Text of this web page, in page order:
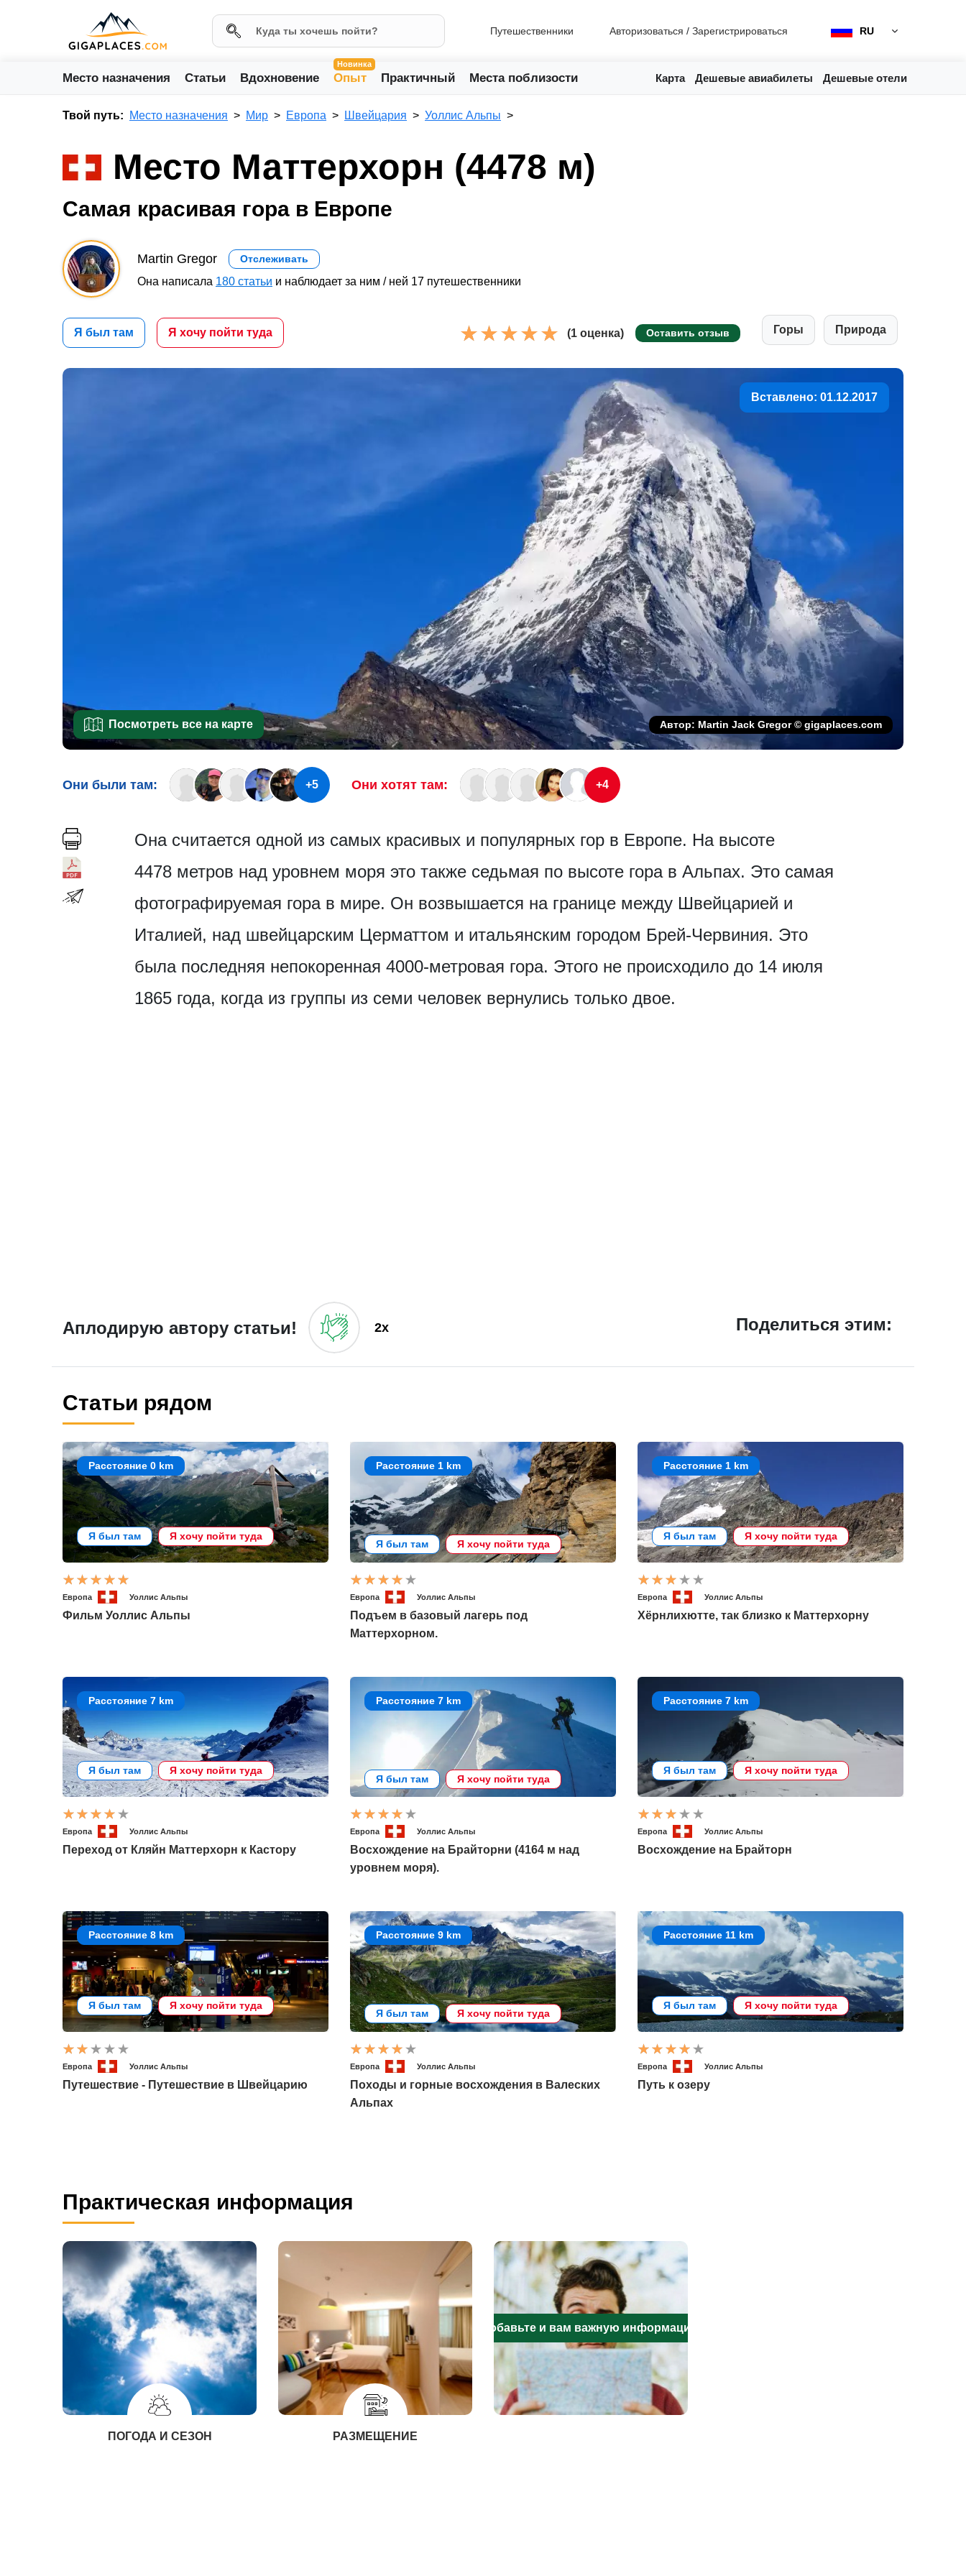
Путешественники Авторизоваться / Зарегистрироваться RU
Место назначения Статьи Вдохновение
Новинка
Опыт Практичный Места поблизости Карта Дешевые авиабилеты Дешевые отели
Твой путь: Место назначения Мир Европа Швейцария Уоллис Альпы
Место Маттерхорн (4478 м)
Самая красивая гора в Европе
Martin Gregor Отслеживать
Она написала 180 статьи и наблюдает за ним / ней 17 путешественники
Я был там Я хочу пойти туда (1 оценка) Оставить отзыв Горы Природа
Вставлено: 01.12.2017
Посмотреть все на карте Автор: Martin Jack Gregor © gigaplaces.com
Они были там: +5 Они хотят там: +4
Она считается одной из самых красивых и популярных гор в Европе. На высоте
4478 метров над уровнем моря это также седьмая по высоте гора в Альпах. Это самая
фотографируемая гора в мире. Он возвышается на границе между Швейцарией и
Италией, над швейцарским Церматтом и итальянским городом Брей-Червиния. Это
была последняя непокоренная 4000-метровая гора. Этого не происходило до 14 июля
1865 года, когда из группы из семи человек вернулись только двое.
Аплодирую автору статьи! 2x Поделиться этим:
Статьи рядом
Расстояние 0 km
Я был там Я хочу пойти туда
Европа Уоллис Альпы
Фильм Уоллис Альпы
Расстояние 1 km
Я был там Я хочу пойти туда
Европа Уоллис Альпы
Подъем в базовый лагерь под
Маттерхорном.
Расстояние 1 km
Я был там Я хочу пойти туда
Европа Уоллис Альпы
Хёрнлихютте, так близко к Маттерхорну
Расстояние 7 km
Я был там Я хочу пойти туда
Европа Уоллис Альпы
Переход от Кляйн Маттерхорн к Кастору
Расстояние 7 km
Я был там Я хочу пойти туда
Европа Уоллис Альпы
Восхождение на Брайторни (4164 м над
уровнем моря).
Расстояние 7 km
Я был там Я хочу пойти туда
Европа Уоллис Альпы
Восхождение на Брайторн
Расстояние 8 km
Я был там Я хочу пойти туда
Европа Уоллис Альпы
Путешествие - Путешествие в Швейцарию
Расстояние 9 km
Я был там Я хочу пойти туда
Европа Уоллис Альпы
Походы и горные восхождения в Валеских
Альпах
Расстояние 11 km
Я был там Я хочу пойти туда
Европа Уоллис Альпы
Путь к озеру
Практическая информация
ПОГОДА И СЕЗОН РАЗМЕЩЕНИЕ
Добавьте и вам важную информацию